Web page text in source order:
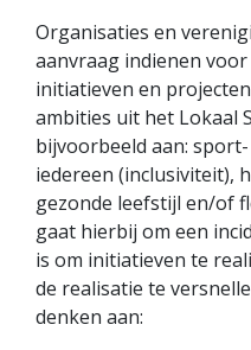
Organisaties en
aanvraag indienen
initiatieven en
ambities uit het Lokaal
bijvoorbeeld aan:
iedereen (inclusiviteit),
gezonde leefstijl en/of
gaat hierbij om een
is om initiatieven te
de realisatie te
denken aan: